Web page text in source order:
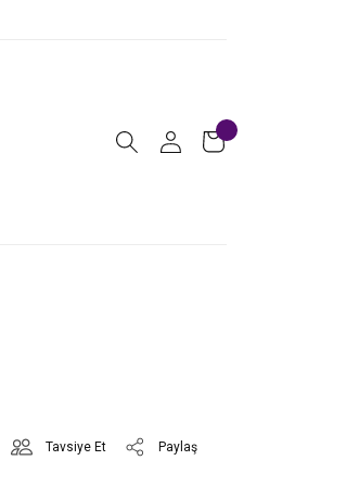
Tavsiye Et Paylaş